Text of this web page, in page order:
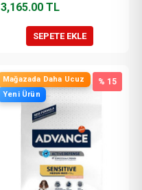
3,165.00 TL
SEPETE EKLE
Mağazada Daha Ucuz
Yeni Ürün
% 15